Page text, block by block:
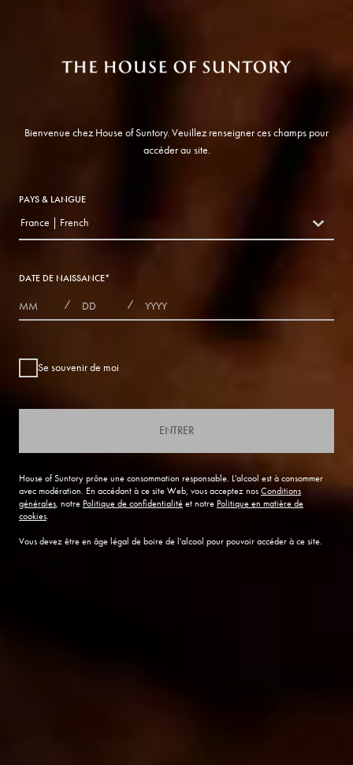
Bienvenue chez House of Suntory. Veuillez renseigner ces champs pour
accéder au site.
PAYS & LANGUE
countryDropdown
France | French
DATE DE NAISSANCE*
MONTHS
/ DAYS / YEAR
Se souvenir de moi
ENTRER
House of Suntory prône une consommation responsable. L'alcool est à consommer
avec modération. En accédant à ce site Web, vous acceptez nos Conditions
générales, notre Politique de confidentialité et notre Politique en matière de
cookies.
Vous devez être en âge légal de boire de l'alcool pour pouvoir accéder à ce site.